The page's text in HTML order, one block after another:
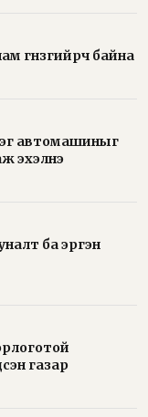
гүнзгийрч байна
автомашиныг
эхэлнэ
ба эргэн
газар